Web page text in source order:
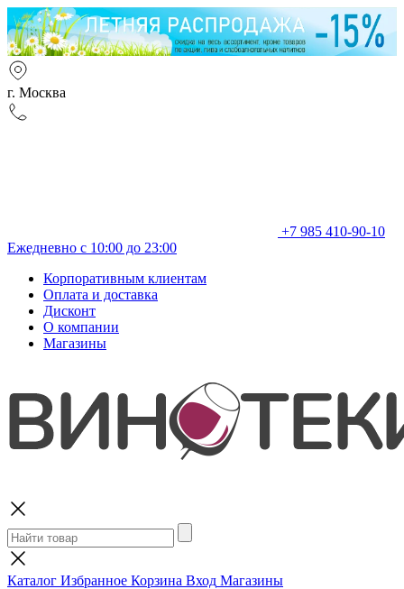
г. Москва
+7 985 410-90-10
Ежедневно с 10:00 до 23:00
Корпоративным клиентам
Оплата и доставка
Дисконт
О компании
Магазины
Каталог Избранное Корзина Вход Магазины